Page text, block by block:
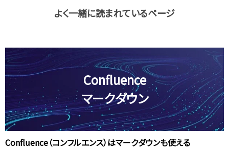
よく一緒に読まれているページ
Confluence
マークダウン
Confluence（コンフルエンス）はマークダウンも使える